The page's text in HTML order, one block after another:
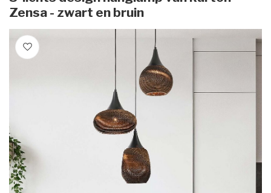
Zensa - zwart en bruin